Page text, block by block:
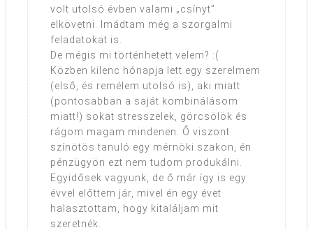
volt utolsó évben valami „csínyt”
elkövetni. Imádtam még a szorgalmi
feladatokat is.
De mégis mi történhetett velem? :(
Közben kilenc hónapja lett egy szerelmem
(első, és remélem utolsó is), aki miatt
(pontosabban a saját kombinálásom
miatt!) sokat stresszelek, görcsölök és
rágom magam mindenen. Ő viszont
színötös tanuló egy mérnöki szakon, én
pénzügyön ezt nem tudom produkálni.
Egyidősek vagyunk, de ő már így is egy
évvel előttem jár, mivel én egy évet
halasztottam, hogy kitaláljam mit
szeretnék.